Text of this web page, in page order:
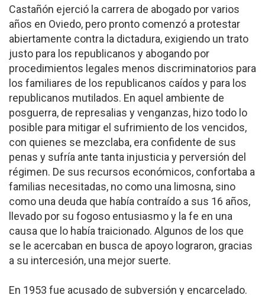
Castañón ejerció la carrera de abogado por varios
años en Oviedo, pero pronto comenzó a protestar
abiertamente contra la dictadura, exigiendo un trato
justo para los republicanos y abogando por
procedimientos legales menos discriminatorios para
los familiares de los republicanos caídos y para los
republicanos mutilados. En aquel ambiente de
posguerra, de represalias y venganzas, hizo todo lo
posible para mitigar el sufrimiento de los vencidos,
con quienes se mezclaba, era confidente de sus
penas y sufría ante tanta injusticia y perversión del
régimen. De sus recursos económicos, confortaba a
familias necesitadas, no como una limosna, sino
como una deuda que había contraído a sus 16 años,
llevado por su fogoso entusiasmo y la fe en una
causa que lo había traicionado. Algunos de los que
se le acercaban en busca de apoyo lograron, gracias
a su intercesión, una mejor suerte.
En 1953 fue acusado de subversión y encarcelado.